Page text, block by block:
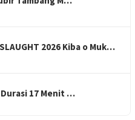
2026 Kiba o Muk…
17 Menit …